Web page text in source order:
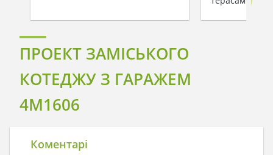
ПРОЕКТ ЗАМІСЬКОГО
КОТЕДЖУ З ГАРАЖЕМ
4M1606
Коментарі